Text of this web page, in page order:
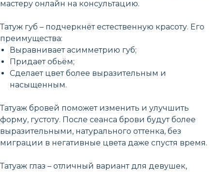
мастеру онлайн на консультацию.
Татуж губ – подчеркнёт естественную красоту. Его
преимущества:
Выравнивает асимметрию губ;
Придает обьём;
Сделает цвет более выразительным и
насыщенным.
Татуаж бровей поможет изменить и улучшить
форму, густоту. После сеанса брови будут более
выразительными, натурального оттенка, без
миграции в негативные цвета даже спустя время.
Татуаж глаз – отличный вариант для девушек,